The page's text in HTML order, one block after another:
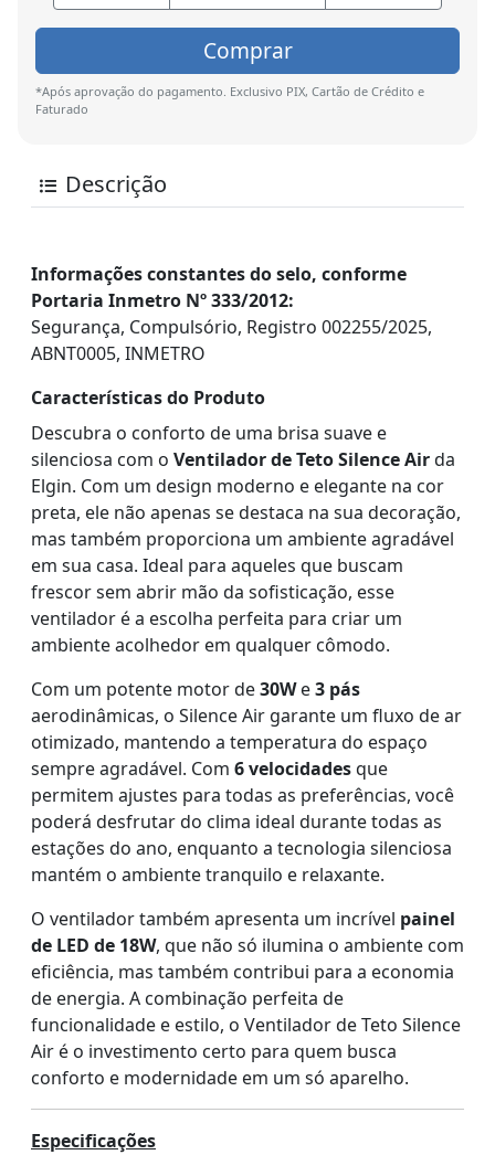
Comprar
*Após aprovação do pagamento. Exclusivo PIX, Cartão de Crédito e
Faturado
Descrição
Informações constantes do selo, conforme
Portaria Inmetro Nº 333/2012:
Segurança, Compulsório, Registro 002255/2025,
ABNT0005, INMETRO
Características do Produto
Descubra o conforto de uma brisa suave e
silenciosa com o Ventilador de Teto Silence Airda
Elgin. Com um design moderno e elegante na cor
preta, ele não apenas se destaca na sua decoração,
mas também proporciona um ambiente agradável
em sua casa. Ideal para aqueles que buscam
frescor sem abrir mão da sofisticação, esse
ventilador é a escolha perfeita para criar um
ambiente acolhedor em qualquer cômodo.
Com um potente motor de30We3 pás
aerodinâmicas, o Silence Air garante um fluxo de ar
otimizado, mantendo a temperatura do espaço
sempre agradável. Com 6 velocidadesque
permitem ajustes para todas as preferências, você
poderá desfrutar do clima ideal durante todas as
estações do ano, enquanto a tecnologia silenciosa
mantém o ambiente tranquilo e relaxante.
O ventilador também apresenta um incrível painel
de LED de 18W, que não só ilumina o ambiente com
eficiência, mas também contribui para a economia
de energia. A combinação perfeita de
funcionalidade e estilo, o Ventilador de Teto Silence
Air é o investimento certo para quem busca
conforto e modernidade em um só aparelho.
Especificações